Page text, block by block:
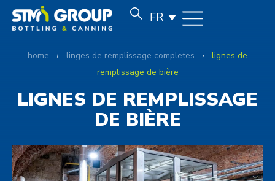
FR
home › linges de remplissage completes ›
lignes de
remplissage de bière
LIGNES DE REMPLISSAGE
DE BIÈRE